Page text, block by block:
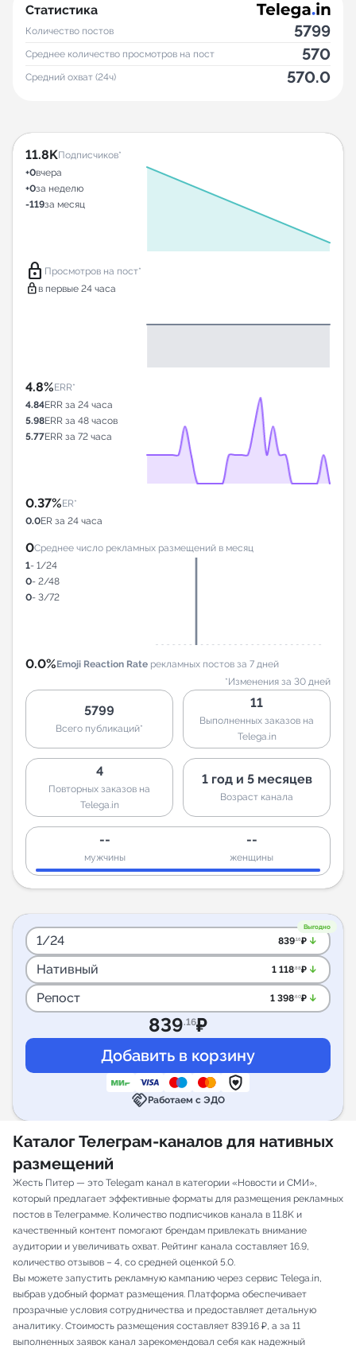
Статистика
Количество постов 5799
Среднее количество просмотров на пост 570
Средний охват (24ч) 570.0
11.8KПодписчиков*
+0вчера
+0за неделю
-119за месяц
lock Просмотров на пост*
lock в первые 24 часа
4.8%ERR*
4.84ERR за 24 часа
5.98ERR за 48 часов
5.77ERR за 72 часа
0.37%ER*
0.0ER за 24 часа
0Среднее число рекламных размещений в месяц
1- 1/24
0- 2/48
0- 3/72
0.0%Emoji Reaction Rate рекламных постов за 7 дней
*Изменения за 30 дней
5799
Всего публикаций*
11
Выполненных заказов на
Telega.in
4
Повторных заказов на
Telega.in
1 год и 5 месяцев
Возраст канала
--
мужчины
--
женщины
Выгодно
1/24 839.16₽ arrow_downward_alt
Нативный 1 118.88₽ arrow_downward_alt
Репост 1 398.60₽ arrow_downward_alt
839.16₽
handshakeРаботаем с ЭДО
Каталог Телеграм-каналов для нативных
размещений
Жесть Питер — это Telegam канал в категории «Новости и СМИ»,
который предлагает эффективные форматы для размещения рекламных
постов в Телеграмме. Количество подписчиков канала в 11.8K и
качественный контент помогают брендам привлекать внимание
аудитории и увеличивать охват. Рейтинг канала составляет 16.9,
количество отзывов – 4, со средней оценкой 5.0.
Вы можете запустить рекламную кампанию через сервис Telega.in,
выбрав удобный формат размещения. Платформа обеспечивает
прозрачные условия сотрудничества и предоставляет детальную
аналитику. Стоимость размещения составляет 839.16 ₽, а за 11
выполненных заявок канал зарекомендовал себя как надежный